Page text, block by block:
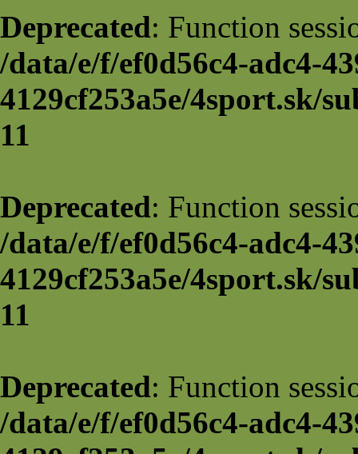
Deprecated: Function
/data/e/f/ef0d56c4-adc4-
4129cf253a5e/4sport.sk/
11
Deprecated: Function
/data/e/f/ef0d56c4-adc4-
4129cf253a5e/4sport.sk/
11
Deprecated: Function
/data/e/f/ef0d56c4-adc4-